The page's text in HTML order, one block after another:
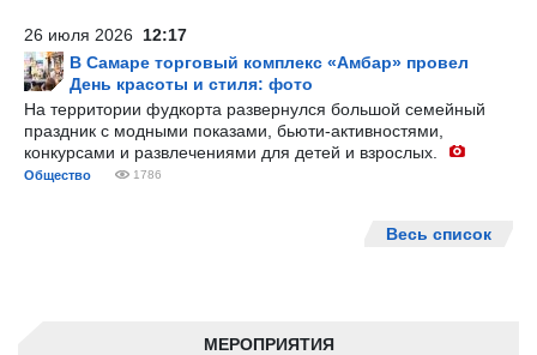
МЕРОПРИЯТИЯ
26 июля 2026 12:17
В Самаре торговый комплекс «Амбар» провел
День красоты и стиля: фото
На территории фудкорта развернулся большой семейный
праздник с модными показами, бьюти-активностями,
конкурсами и развлечениями для детей и взрослых.
Общество 1786
Весь список